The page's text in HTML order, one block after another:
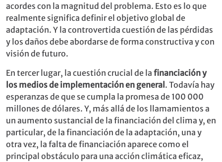
acordes con la magnitud del problema. Esto es lo que
realmente significa definir el objetivo global de
adaptación. Y la controvertida cuestión de las pérdidas
y los daños debe abordarse de forma constructiva y con
visión de futuro.
En tercer lugar, la cuestión crucial de la financiación y
los medios de implementación en general. Todavía hay
esperanzas de que se cumpla la promesa de 100 000
millones de dólares. Y, más allá de los llamamientos a
un aumento sustancial de la financiación del clima y, en
particular, de la financiación de la adaptación, una y
otra vez, la falta de financiación aparece como el
principal obstáculo para una acción climática eficaz,